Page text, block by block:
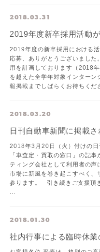
2018.03.31
2019年度新卒採用活動
2019年度の新卒採用における
応募、ありがとうございまし
用を計画しております（2018
を越えた全学年対象インター
報掲載までしばらくお待ちくだ
2018.03.20
日刊自動車新聞に掲載さ
2018年3月20日（火）付けの
「車査定・買取の窓口」の記
ティング会社として利用者の
市場に新風を巻き起こすべく、
参ります。 引き続きご支援頂
...
2018.01.30
社内行事による臨時休